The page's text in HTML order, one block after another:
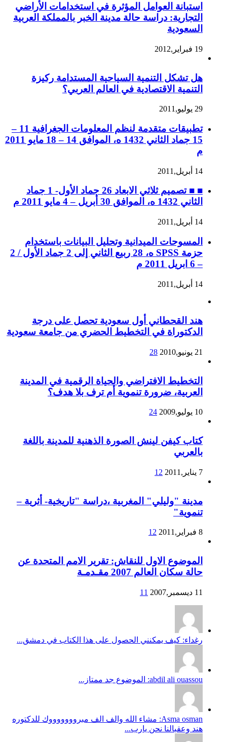
استبانة العوامل المؤثرة في استخدامات الأراضي
التجارية: دراسة حالة مدينة الخبر بالمملكة العربية
السعودية
19 فبراير,2012
هل تشكل التنمية السياحية المستدامة ركيزة
التنمية الاقتصادية في العالم العربي؟
29 يوليو,2011
تطبيقات متقدمة لنظم المعلومات الجغرافية 11 –
15 جماد الثاني 1432 ه، الموافق 14 – 18 مايو 2011
م
14 أبريل,2011
■ ■ تصميم ثلاثي الابعاد 26 جماد الأول- 1 جماد
الثاني 1432 ه، الموافق 30 أبريل – 4 مايو 2011 م
14 أبريل,2011
المسوحات الميدانية وتحليل البيانات باستخدام
حزمة SPSS ه، 28 ربيع الثاني إلى 2 جماد الأول / 2
– 6 ابريل 2011 م
14 أبريل,2011
هند القحطاني أول سعودية تحصل على درجة
الدكتوراة في التخطيط الحضري من جامعة سعودية
21 يونيو,2010 28
التخطيط الافتراضي والحياة الرقمية في المدينة
العربية، ضرورة تنموية أم ترف بلا هدف؟
10 يوليو,2009 24
كتاب كيفن لينش الصورة الذهنية للمدينة باللغة
بالعربي
7 يناير,2011 12
مدينة "وليلي" المغربية ،دراسة "تاريخية- أثرية –
تنموية"
8 فبراير,2011 12
الموضوع الاول للنقاش: تقرير الامم المتحدة عن
حالة سكان العالم 2007 مقـدمـة
11 ديسمبر,2007 11
رغداء: كيف يمكنني الحصول على هذا الكتاب في دمشق...
abdil ali ouassou: الموضوع جد ممتاز...
Asma osman: مشاء الله والف الف مبروووووووك للدكتوره
هند وعقبالنا نحن يارب...